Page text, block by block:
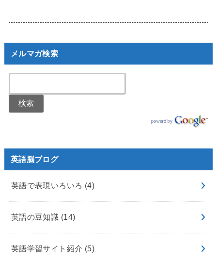
メルマガ検索
英語脳ブログ
英語で表現いろいろ (4)
英語の豆知識 (14)
英語学習サイト紹介 (5)